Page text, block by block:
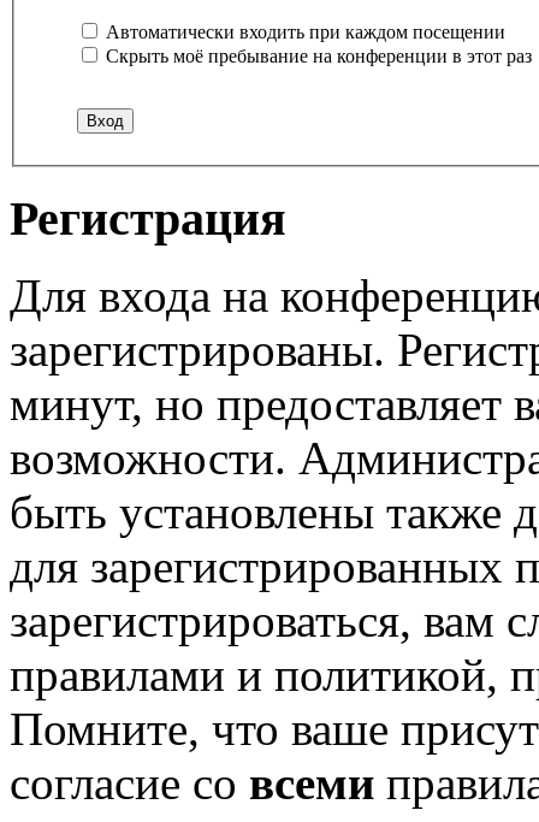
Автоматически входить при каждом посещении
Скрыть моё пребывание на конференции в этот раз
Регистрация
Для входа на
зарегистрированы.
минут, но предоставляет
возможности.
быть установлены также
для зарегистрированных
зарегистрироваться, вам
правилами и политикой,
Помните, что ваше
согласие со всеми